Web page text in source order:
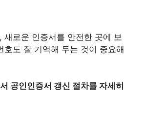
새로운 인증서를 안전한 곳에 보
호도 잘 기억해 두는 것이 중요해
공인인증서 갱신 절차를 자세히